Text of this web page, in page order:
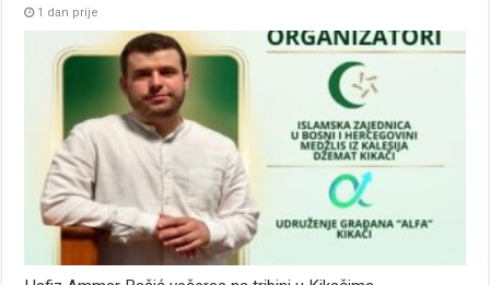
1 dan prije